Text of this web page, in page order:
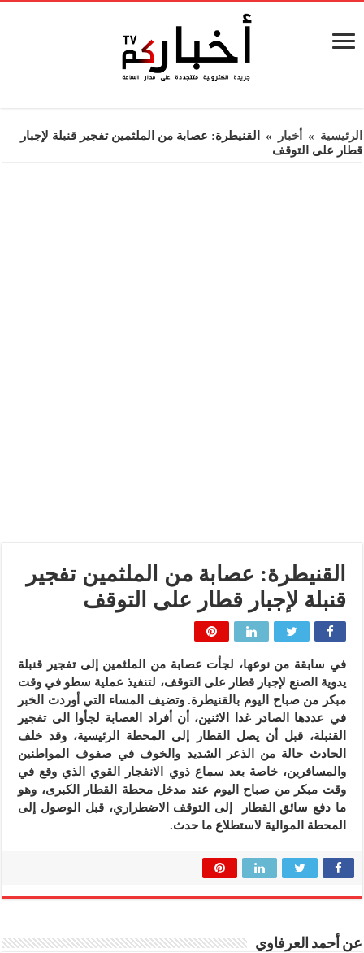
الرئيسية » أخبار »
القنيطرة: عصابة من الملثمين تفجير قنبلة لإجبار
قطار على التوقف
القنيطرة: عصابة من الملثمين تفجير
قنبلة لإجبار قطار على التوقف
في سابقة من نوعها، لجأت عصابة من الملثمين إلى تفجير قنبلة
يدوية الصنع لإجبار قطار على التوقف، لتنفيذ عملية سطو في وقت
مبكر من صباح اليوم بالقنيطرة. وتضيف المساء التي أوردت الخبر
في عددها الصادر غدا الاثنين، أن أفراد العصابة لجأوا الى تفجير
القنبلة، قبل أن يصل القطار إلى المحطة الرئيسية، وقد خلف
الحادث حالة من الذعر الشديد والخوف في صفوف المواطنين
والمسافرين، خاصة بعد سماع ذوي الانفجار القوي الذي وقع في
وقت مبكر من صباح اليوم عند مدخل محطة القطار الكبرى، وهو
ما دفع سائق القطار إلى التوقف الاضطراري، قبل الوصول إلى
المحطة الموالية لاستطلاع ما حدث.
عن أحمد العرفاوي